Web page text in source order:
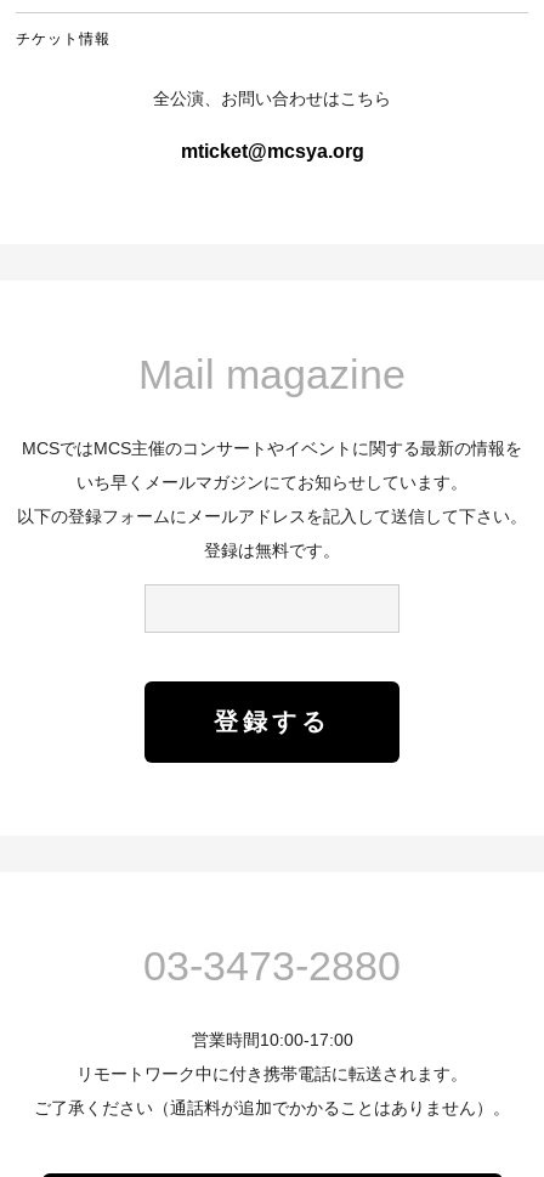
チケット情報
全公演、お問い合わせはこちら
mticket@mcsya.org
Mail magazine
MCSではMCS主催のコンサートやイベントに関する最新の情報を
いち早くメールマガジンにてお知らせしています。
以下の登録フォームにメールアドレスを記入して送信して下さい。
登録は無料です。
03-3473-2880
営業時間10:00-17:00
リモートワーク中に付き携帯電話に転送されます。
ご了承ください（通話料が追加でかかることはありません）。